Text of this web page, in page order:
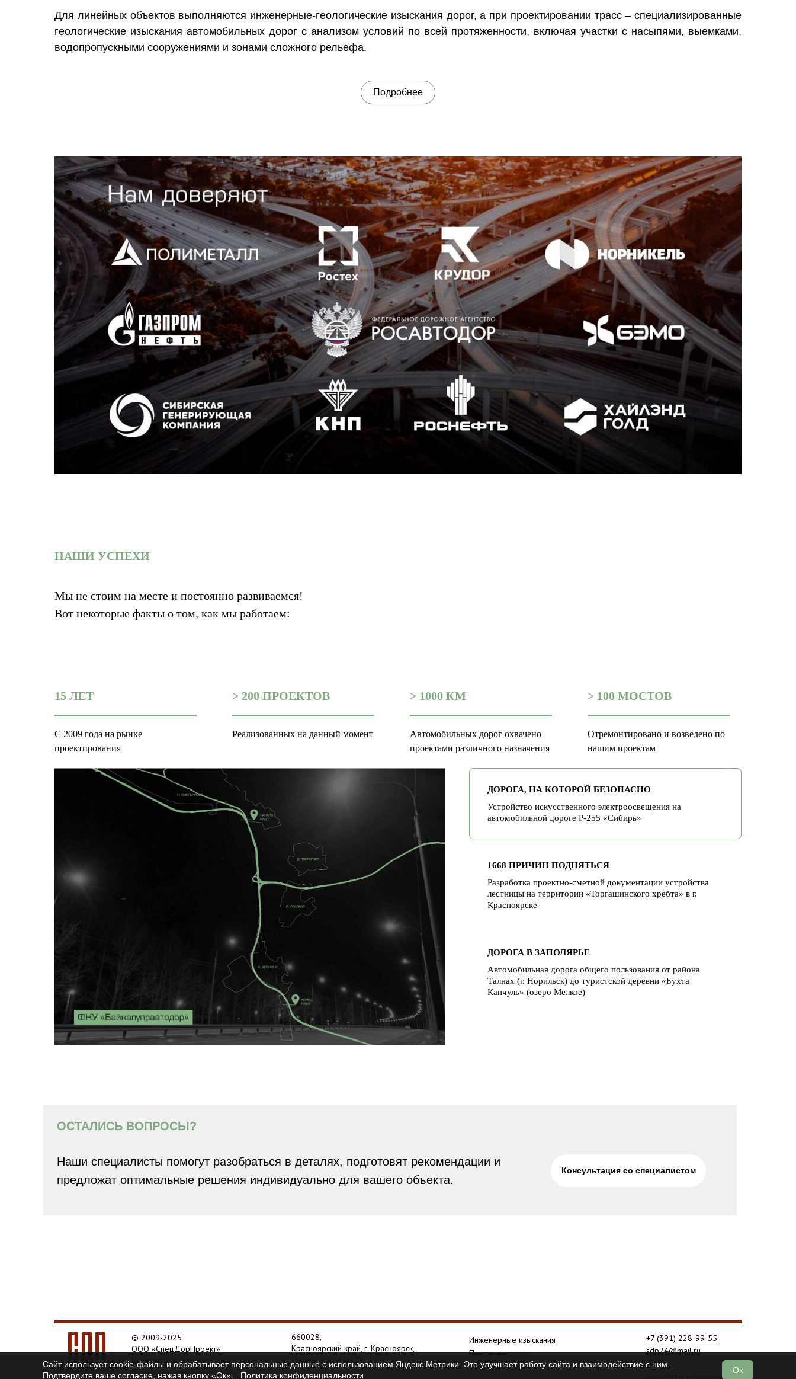
Для линейных объектов выполняются инженерные-геологические изыскания дорог, а при проектировании трасс – специализированные
геологические изыскания автомобильных дорог с анализом условий по всей протяженности, включая участки с насыпями, выемками,
водопропускными сооружениями и зонами сложного рельефа.
Подробнее
НАШИ УСПЕХИ
Мы не стоим на месте и постоянно развиваемся!
Вот некоторые факты о том, как мы работаем:
15 ЛЕТ
С 2009 года на рынке
проектирования
> 200 ПРОЕКТОВ
Реализованных на данный момент
> 1000 КМ
Автомобильных дорог охвачено
проектами различного назначения
> 100 МОСТОВ
Отремонтировано и возведено по
нашим проектам
ДОРОГА, НА КОТОРОЙ БЕЗОПАСНО
Устройство искусственного электроосвещения на
автомобильной дороге Р-255 «Сибирь»
1668 ПРИЧИН ПОДНЯТЬСЯ
Разработка проектно-сметной документации устройства
лестницы на территории «Торгашинского хребта» в г.
Красноярске
ДОРОГА В ЗАПОЛЯРЬЕ
Автомобильная дорога общего пользования от района
Талнах (г. Норильск) до туристской деревни «Бухта
Канчуль» (озеро Мелкое)
ОСТАЛИСЬ ВОПРОСЫ?
Наши специалисты помогут разобраться в деталях, подготовят рекомендации и
предложат оптимальные решения индивидуально для вашего объекта.
Консультация со специалистом
Сайт использует cookie-файлы и обрабатывает персональные данные с использованием Яндекс Метрики. Это улучшает работу сайта и взаимодействие с ним.
Подтвердите ваше согласие, нажав кнопку «Ок».
Политика конфиденциальности
Ок
разработано командой prodelaw
660028,
Красноярский край, г. Красноярск,
© 2009-2025
ООО «СпецДорПроект»
Все права защищены.
+7 (391) 228-99-55
sdp24@mail.ru
BIM моделирование
Проектирование
Политика конфиденциальности
Инженерные изыскания